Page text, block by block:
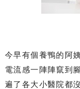
今早有個養鴨的阿
電流感一陣陣竄到
遍了各大小醫院都